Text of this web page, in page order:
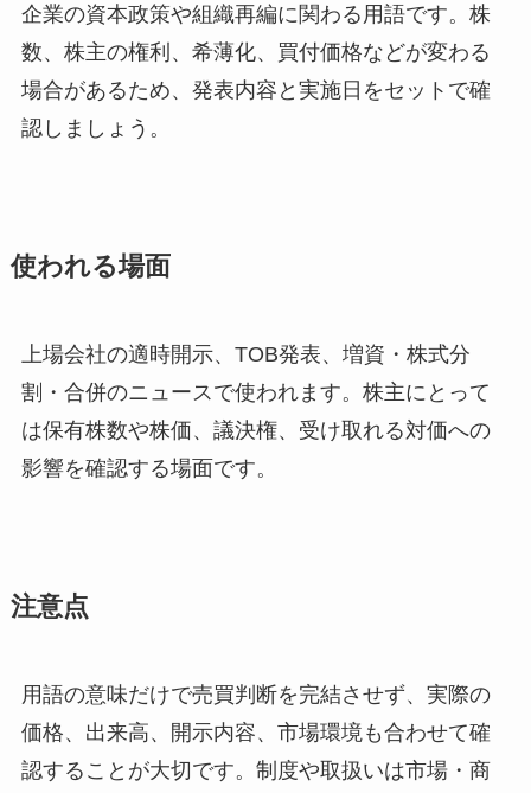
企業の資本政策や組織再編に関わる用語です。株
数、株主の権利、希薄化、買付価格などが変わる
場合があるため、発表内容と実施日をセットで確
認しましょう。
使われる場面
上場会社の適時開示、TOB発表、増資・株式分
割・合併のニュースで使われます。株主にとって
は保有株数や株価、議決権、受け取れる対価への
影響を確認する場面です。
注意点
用語の意味だけで売買判断を完結させず、実際の
価格、出来高、開示内容、市場環境も合わせて確
認することが大切です。制度や取扱いは市場・商